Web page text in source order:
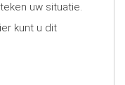
uw situatie.
kunt u dit